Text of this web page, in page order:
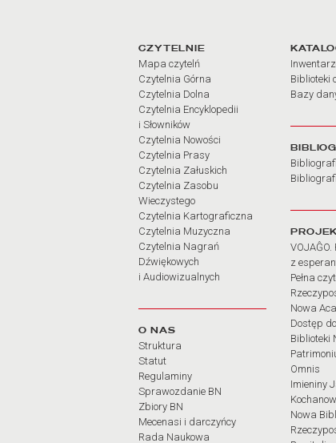
otwarciaLinki do
CZYTELNIE
Mapa czytelń
Czytelnia Górna
Czytelnia Dolna
Czytelnia Encyklopedii
i Słowników
Czytelnia Nowości
Czytelnia Prasy
Czytelnia Załuskich
Czytelnia Zasobu
Wieczystego
Czytelnia Kartograficzna
Czytelnia Muzyczna
Czytelnia Nagrań
Dźwiękowych
i Audiowizualnych
O NAS
Struktura
Statut
Regulaminy
Sprawozdanie BN
Zbiory BN
Mecenasi i darczyńcy
Rada Naukowa
Biblioteki
Bazy
VOJAĜO.
z
Pełna
Nowa
Dostęp
Biblioteki
Omnis
Imieniny
Nowa